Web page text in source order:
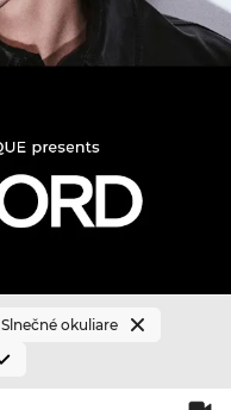
Slnečné okuliare